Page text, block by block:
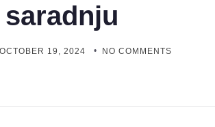
saradnju
OCTOBER 19, 2024 NO COMMENTS